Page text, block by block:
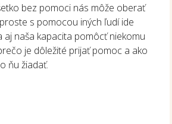
bez pomoci nás môže oberať
s pomocou iných ľudí ide
aj naša kapacita pomôcť niekomu
je dôležité prijať pomoc a ako
ňu žiadať.